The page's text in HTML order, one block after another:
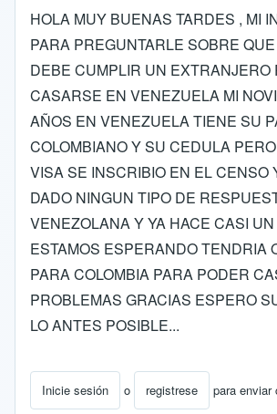
HOLA MUY BUENAS TARDES , MI
PARA PREGUNTARLE SOBRE
DEBE CUMPLIR UN EXTRANJERO
CASARSE EN VENEZUELA MI
AÑOS EN VENEZUELA TIENE SU
COLOMBIANO Y SU CEDULA
VISA SE INSCRIBIO EN EL CENSO
DADO NINGUN TIPO DE
VENEZOLANA Y YA HACE CASI
ESTAMOS ESPERANDO TENDRIA
PARA COLOMBIA PARA PODER
PROBLEMAS GRACIAS ESPERO
LO ANTES POSIBLE...
Inicie sesión o registrese para enviar